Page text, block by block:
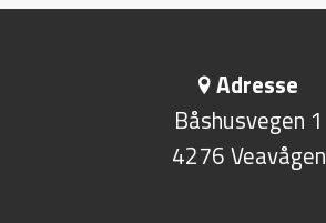
Adresse
Båshusvegen 1
4276 Veavågen